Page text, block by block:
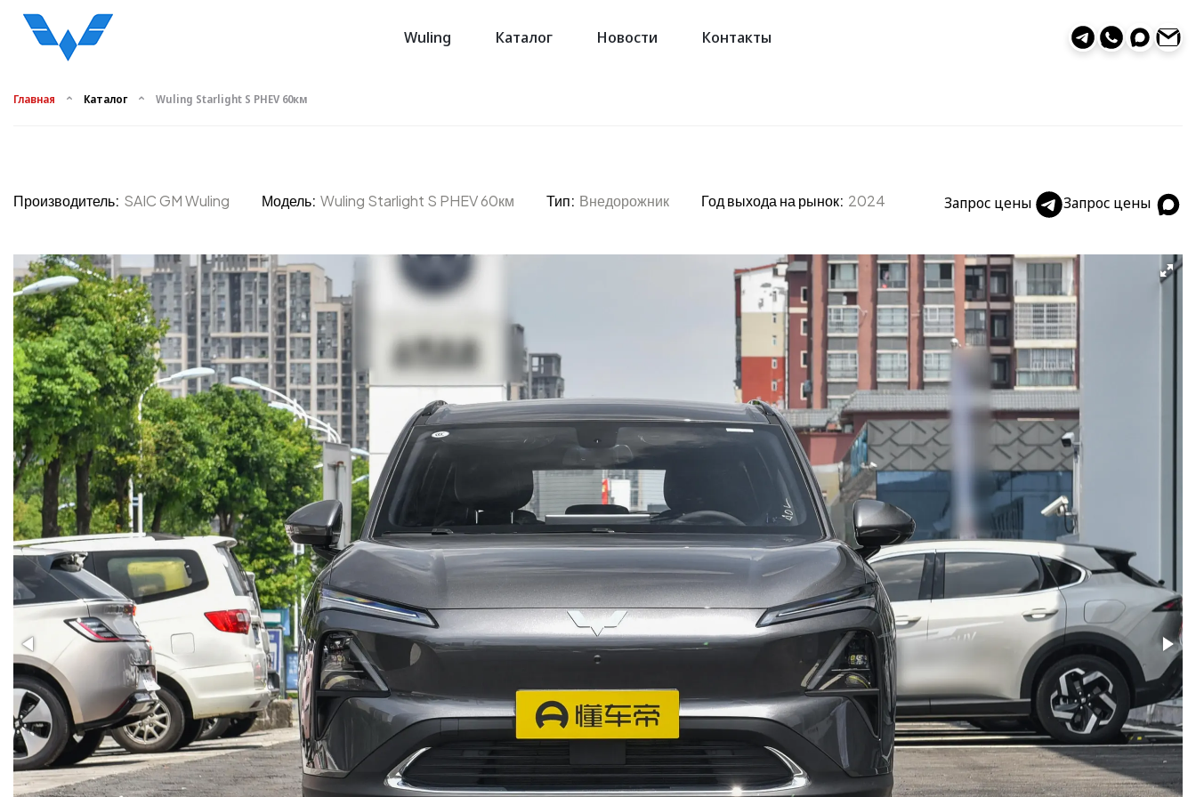
Wuling Каталог Новости Контакты
Главная Каталог Wuling Starlight S PHEV 60км
Производитель: SAIC GM Wuling Модель: Wuling Starlight S PHEV 60км Тип: Внедорожник Год выхода на рынок: 2024 Запрос цены Запрос цены